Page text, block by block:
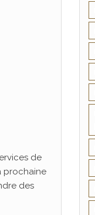
de
prochaine
des